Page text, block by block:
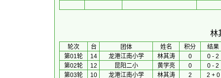
林
轮次 台 团体 姓名 积分
结果
第01轮
14 龙港江南小学 林其涛 0
0 - 2
第02轮
12 昆阳二小 黄学亮 0
0 - 2
第03轮
10 龙港江南小学 林其涛 2
2 + 0